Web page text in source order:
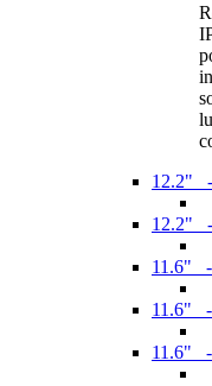
12.2"
12.2"
11.6" -
11.6" -
11.6" -